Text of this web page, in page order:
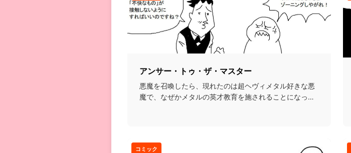
アンサー・トゥ・ザ・マスター
悪魔を召喚したら、現れたのは超ヘヴィメタル好きな悪
魔で、なぜかメタルの英才教育を施されることになって
コミック